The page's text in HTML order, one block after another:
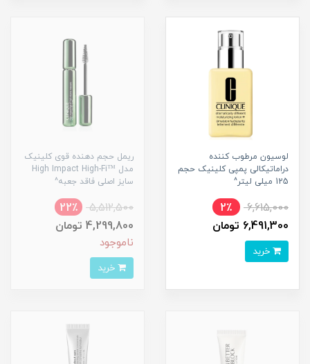
لوسیون مرطوب کننده
دراماتیکالی پمپی کلینیک حجم
125 میلی لیتر^
6,615,000
2٪
6,491,300 تومان
ریمل حجم دهنده قوی کلینیک
مدل ™High Impact High-Fi
سایز اصلی فاقد جعبه^
5,512,500
22٪
4,299,800 تومان
ناموجود